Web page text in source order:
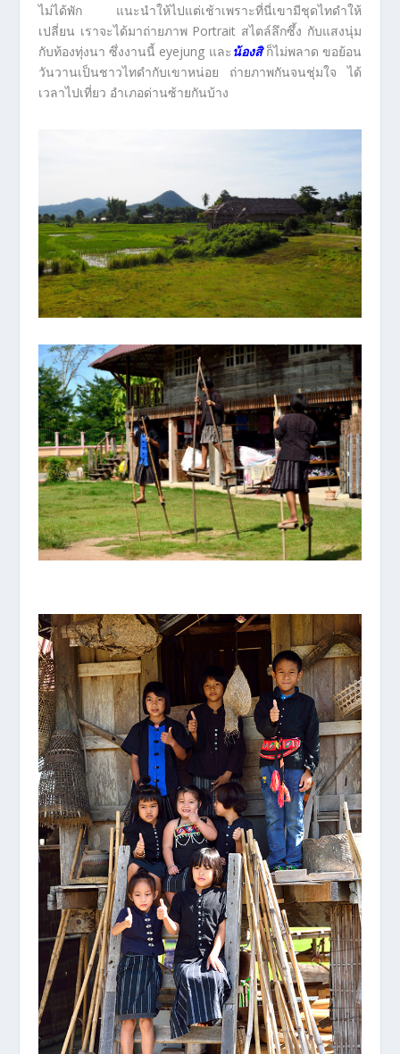
ไม่ได้พัก แนะนำให้ไปแต่เช้าเพราะที่นี่เขามีชุดไทดำให้
เปลี่ยน เราจะได้มาถ่ายภาพ Portrait สไตล์ลึกซึ้ง กับแสงนุ่ม
กับท้องทุ่งนา ซึ่งงานนี้ eyejung และ น้องสิ ก็ไม่พลาด ขอย้อน
วันวานเป็นชาวไทดำกับเขาหน่อย ถ่ายภาพกันจนชุ่มใจ ได้
เวลาไปเที่ยว อำเภอด่านซ้ายกันบ้าง